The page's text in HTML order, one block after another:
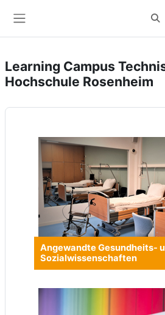
Learning Campus
Hochschule Rosenheim
Angewandte Gesundheits-
Sozialwissenschaften